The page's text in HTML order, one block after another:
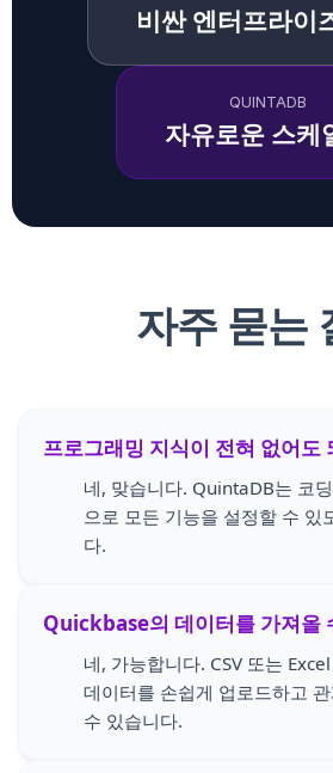
비싼 엔터프라이
QUINTADB
자유로운 스케
자주 묻는
프로그래밍 지식이 전혀 없어도
네, 맞습니다. QuintaDB는 코
으로 모든 기능을 설정할 수 있
다.
Quickbase의 데이터를 가져올
네, 가능합니다. CSV 또는
데이터를 손쉽게 업로드하고
수 있습니다.